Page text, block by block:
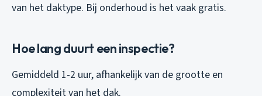
van het daktype. Bij onderhoud is het vaak gratis.
Hoe lang duurt een inspectie?
Gemiddeld 1-2 uur, afhankelijk van de grootte en
complexiteit van het dak.